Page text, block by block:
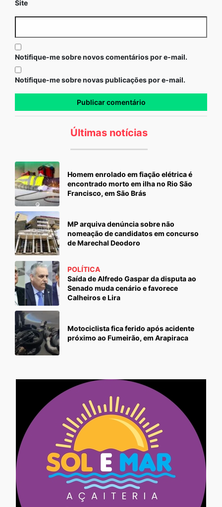
Site
Notifique-me sobre novos comentários por e-mail.
Notifique-me sobre novas publicações por e-mail.
Últimas notícias
Homem enrolado em fiação elétrica é
encontrado morto em ilha no Rio São
Francisco, em São Brás
MP arquiva denúncia sobre não
nomeação de candidatos em concurso
de Marechal Deodoro
POLÍTICA
Saída de Alfredo Gaspar da disputa ao
Senado muda cenário e favorece
Calheiros e Lira
Motociclista fica ferido após acidente
próximo ao Fumeirão, em Arapiraca